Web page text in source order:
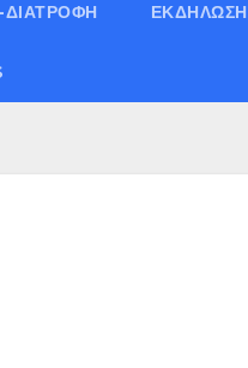
ΔΙΑΤΡΟΦΗ ΕΚΔΗΛΩΣΗ